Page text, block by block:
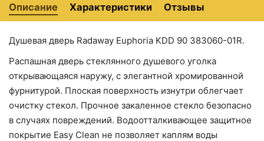
31234 ₽
Душевая дверь Radaway
Euphoria KDJ 80
Хром стекло
прозрачное
49685 ₽
Неподвижная
перегородка Radaway
прозрачное
Описание Характеристики Отзывы
Душевая дверь Radaway Euphoria KDD 90 383060-01R.
Распашная дверь стеклянного душевого уголка
открывающаяся наружу, с элегантной хромированной
фурнитурой. Плоская поверхность изнутри облегчает
очистку стекол. Прочное закаленное стекло безопасно
в случаях повреждений. Водоотталкивающее защитное
покрытие Easy Clean не позволяет каплям воды